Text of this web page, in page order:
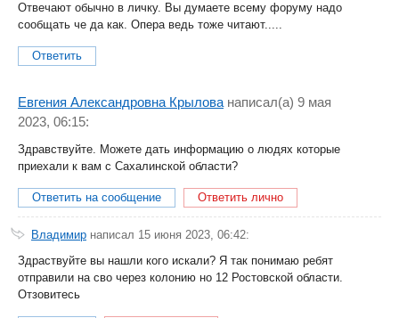
Отвечают обычно в личку. Вы думаете всему форуму надо
сообщать че да как. Опера ведь тоже читают.....
Ответить
Евгения Александровна Крылова написал(a) 9 мая
2023, 06:15:
Здравствуйте. Можете дать информацию о людях которые
приехали к вам с Сахалинской области?
Ответить на сообщение Ответить лично
Владимир написал 15 июня 2023, 06:42:
Здраствуйте вы нашли кого искали? Я так понимаю ребят
отправили на сво через колонию но 12 Ростовской области.
Отзовитесь